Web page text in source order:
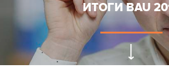
ИТОГИ BAU